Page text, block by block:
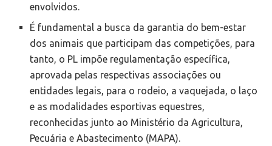
envolvidos.
É fundamental a busca da garantia do bem-estar
dos animais que participam das competições, para
tanto, o PL impõe regulamentação específica,
aprovada pelas respectivas associações ou
entidades legais, para o rodeio, a vaquejada, o laço
e as modalidades esportivas equestres,
reconhecidas junto ao Ministério da Agricultura,
Pecuária e Abastecimento (MAPA).